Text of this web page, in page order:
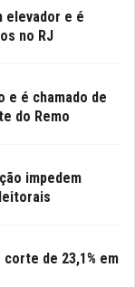
elevador e é
no RJ
e é chamado de
do Remo
impedem
de 23,1% em